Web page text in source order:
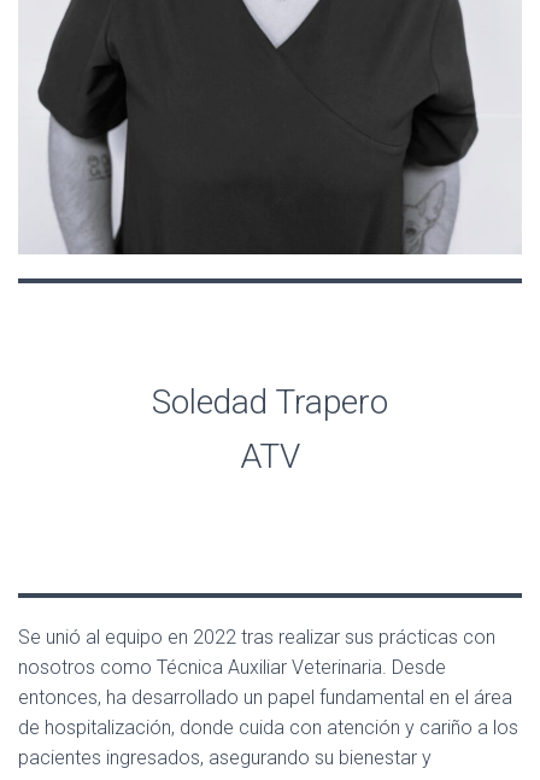
Soledad Trapero
ATV
Se unió al equipo en 2022 tras realizar sus prácticas con
nosotros como Técnica Auxiliar Veterinaria. Desde
entonces, ha desarrollado un papel fundamental en el área
de hospitalización, donde cuida con atención y cariño a los
pacientes ingresados, asegurando su bienestar y